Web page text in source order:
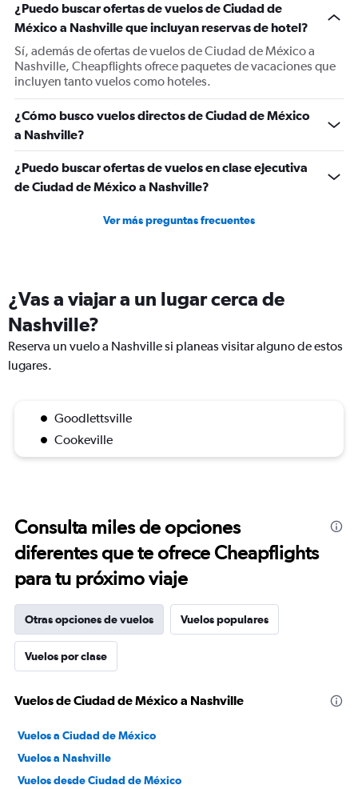
Y
axis
displaying
values.
Range:
0
750.
¿Puedo buscar ofertas de vuelos de Ciudad de
México a Nashville que incluyan reservas de hotel?
Sí, además de ofertas de vuelos de Ciudad de México a
Nashville, Cheapflights ofrece paquetes de vacaciones que
incluyen tanto vuelos como hoteles.
¿Cómo busco vuelos directos de Ciudad de México
a Nashville?
¿Puedo buscar ofertas de vuelos en clase ejecutiva
de Ciudad de México a Nashville?
Ver más preguntas frecuentes
¿Vas a viajar a un lugar cerca de
Nashville?
Reserva un vuelo a Nashville si planeas visitar alguno de estos
lugares.
Goodlettsville
Cookeville
Consulta miles de opciones
diferentes que te ofrece Cheapflights
para tu próximo viaje
Otras opciones de vuelos Vuelos populares
Vuelos por clase
Vuelos de Ciudad de México a Nashville
Vuelos a Ciudad de México
Vuelos a Nashville
Vuelos desde Ciudad de México